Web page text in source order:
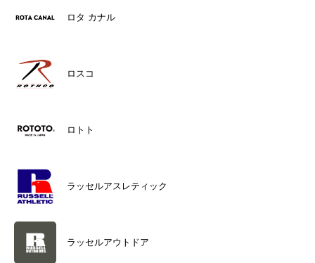
ロタ カナル
ロスコ
ロトト
ラッセルアスレティック
ラッセルアウトドア